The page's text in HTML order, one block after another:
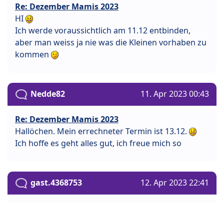
Re: Dezember Mamis 2023
HI
Ich werde voraussichtlich am 11.12 entbinden,
aber man weiss ja nie was die Kleinen vorhaben zu
kommen
Nedde82 11. Apr 2023 00:43
Re: Dezember Mamis 2023
Hallöchen. Mein errechneter Termin ist 13.12.
Ich hoffe es geht alles gut, ich freue mich so
gast.4368753 12. Apr 2023 22:41